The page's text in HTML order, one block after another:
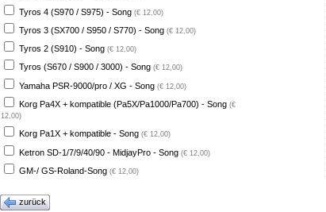
Tyros 4 (S970 / S975) - Song (€ 12,00)
Tyros 3 (SX700 / S950 / S770) - Song (€ 12,00)
Tyros 2 (S910) - Song (€ 12,00)
Tyros (S670 / S900 / 3000) - Song (€ 12,00)
Yamaha PSR-9000/pro / XG - Song (€ 12,00)
Korg Pa4X + kompatible (Pa5X/Pa1000/Pa700) - Song (€
12,00)
Korg Pa1X + kompatible - Song (€ 12,00)
Ketron SD-1/7/9/40/90 - MidjayPro - Song (€ 12,00)
GM-/ GS-Roland-Song (€ 12,00)
zurück